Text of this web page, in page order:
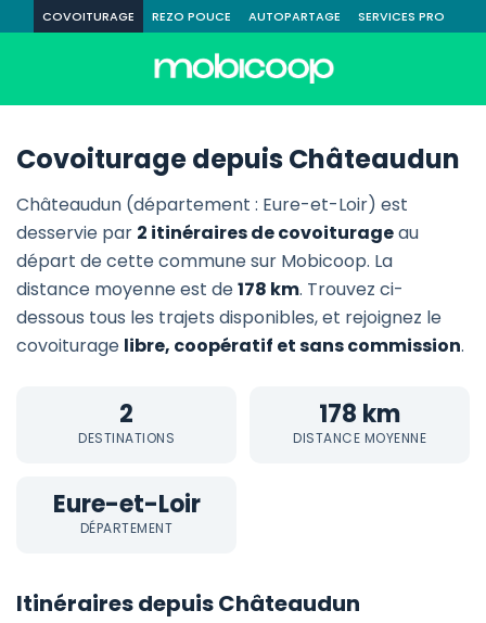
COVOITURAGE REZO POUCE AUTOPARTAGE SERVICES PRO
Covoiturage depuis Châteaudun
Châteaudun (département : Eure-et-Loir) est
desservie par 2 itinéraires de covoiturageau
départ de cette commune sur Mobicoop. La
distance moyenne est de178 km. Trouvez ci-
dessous tous les trajets disponibles, et rejoignez le
covoiturage libre, coopératif et sans commission.
2
DESTINATIONS
178 km
DISTANCE MOYENNE
Eure-et-Loir
DÉPARTEMENT
Itinéraires depuis Châteaudun